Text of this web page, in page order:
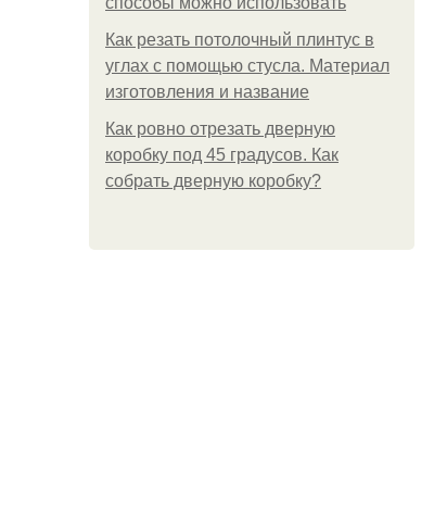
Как резать потолочный плинтус в
углах с помощью стусла. Материал
изготовления и название
Как ровно отрезать дверную
коробку под 45 градусов. Как
собрать дверную коробку?